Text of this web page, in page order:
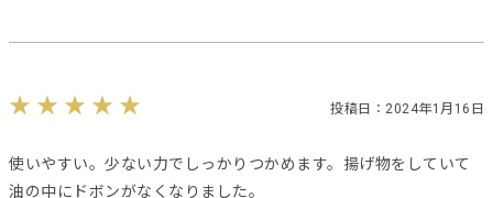
投稿日：2024年1月16日
使いやすい。少ない力でしっかりつかめます。揚げ物をしていて
油の中にドボンがなくなりました。